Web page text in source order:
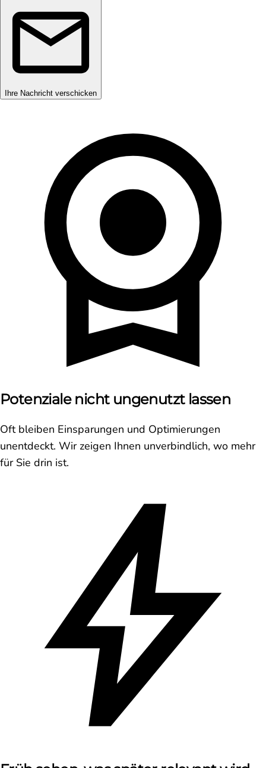
Ihre Nachricht verschicken
Potenziale nicht ungenutzt lassen
Oft bleiben Einsparungen und Optimierungen
unentdeckt. Wir zeigen Ihnen unverbindlich, wo mehr
für Sie drin ist.